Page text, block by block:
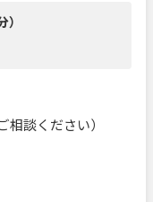
）
談ください）